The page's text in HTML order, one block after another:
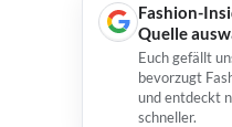
Fashion-
Quelle
Euch gefällt
bevorzugt
und entdeckt
schneller.